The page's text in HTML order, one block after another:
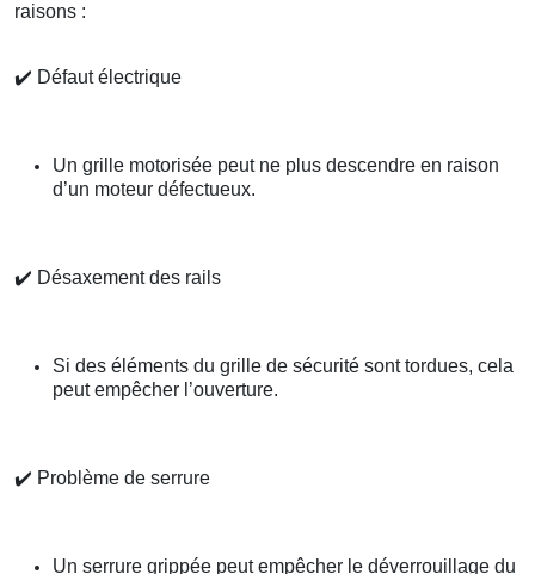
raisons :
✔️ Défaut électrique
Un grille motorisée peut ne plus descendre en raison
d’un moteur défectueux.
✔️ Désaxement des rails
Si des éléments du grille de sécurité sont tordues, cela
peut empêcher l’ouverture.
✔️ Problème de serrure
Un serrure grippée peut empêcher le déverrouillage du